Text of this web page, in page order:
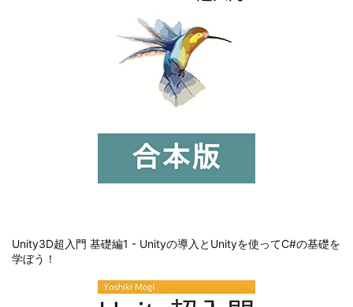
Unity3D超入門 基礎編1 - Unityの導入とUnityを使ってC#の基礎を
学ぼう！